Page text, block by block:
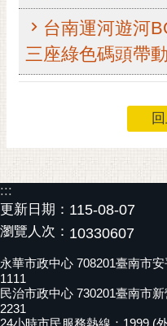
訂
電
子
報
信
箱
English
日
本
語
隱
台南運河遊河
三座綠色碼頭帶
:::
更新日期： 115-08-07
瀏覽人次： 10330607
永華市政中心 708201臺南市
1111
民治市政中心 730201臺南市
2231
24小時市民服務熱線：1999 (